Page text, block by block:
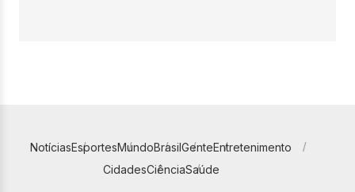
NotíciasEsportesMundoBrasilGenteEntretenimento
CidadesCiênciaSaúde